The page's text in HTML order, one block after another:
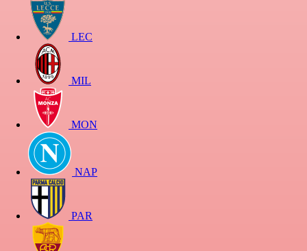
LEC
MIL
MON
NAP
PAR